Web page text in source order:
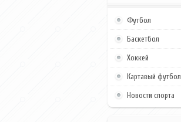
Футбол
Баскетбол
Хоккей
Картавый футбол
Новости спорта